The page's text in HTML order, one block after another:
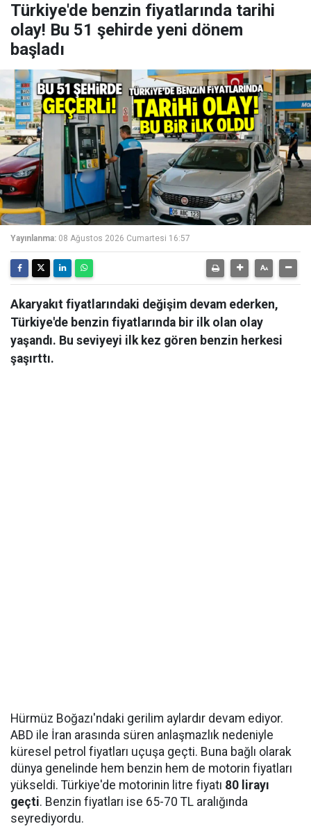
Türkiye'de benzin fiyatlarında tarihi
olay! Bu 51 şehirde yeni dönem
başladı
Yayınlanma: 08 Ağustos 2026 Cumartesi 16:57
Akaryakıt fiyatlarındaki değişim devam ederken,
Türkiye'de benzin fiyatlarında bir ilk olan olay
yaşandı. Bu seviyeyi ilk kez gören benzin herkesi
şaşırttı.
Hürmüz Boğazı'ndaki gerilim aylardır devam ediyor.
ABD ile İran arasında süren anlaşmazlık nedeniyle
küresel petrol fiyatları uçuşa geçti. Buna bağlı olarak
dünya genelinde hem benzin hem de motorin fiyatları
yükseldi. Türkiye'de motorinin litre fiyatı 80 lirayı
geçti. Benzin fiyatları ise 65-70 TL aralığında
seyrediyordu.